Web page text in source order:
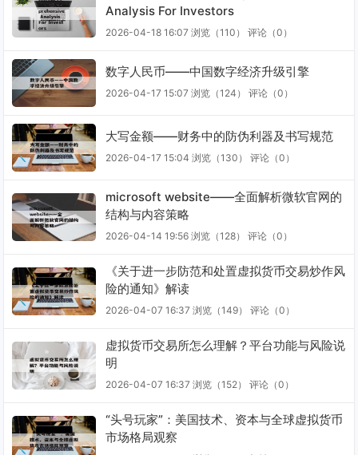
Analysis For Investors
2026-04-18 16:07 浏览（110） 评论（0 ）
数字人民币——中国数字经济升级引擎
2026-04-17 15:07 浏览（124） 评论（0 ）
大写金额——财务中的防伪利器及书写规范
2026-04-17 15:04 浏览（130） 评论（0 ）
microsoft website——全面解析微软官网的
结构与内容策略
2026-04-14 19:56 浏览（128） 评论（0 ）
《关于进一步防范和处置虚拟货币交易炒作风
险的通知》解读
2026-04-07 16:37 浏览（149） 评论（0 ）
虚拟货币交易所怎么理解？平台功能与风险说
明
2026-04-07 16:37 浏览（152） 评论（0 ）
“头号玩家”：美国技术、资本与全球虚拟货币
市场格局观察